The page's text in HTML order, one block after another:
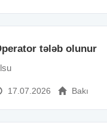
tələb olunur
17.07.2026 Bakı